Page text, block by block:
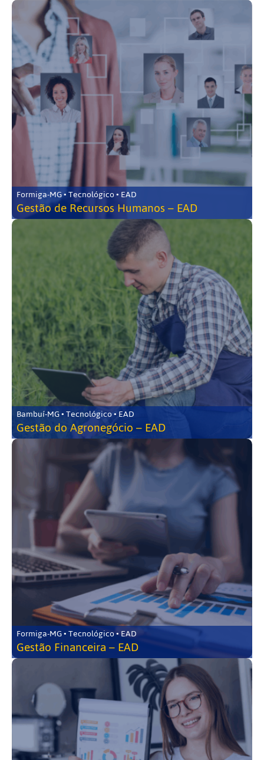
Formiga-MG • Tecnológico • EAD
Gestão de Recursos Humanos – EAD
Bambuí-MG • Tecnológico • EAD
Gestão do Agronegócio – EAD
Formiga-MG • Tecnológico • EAD
Gestão Financeira – EAD